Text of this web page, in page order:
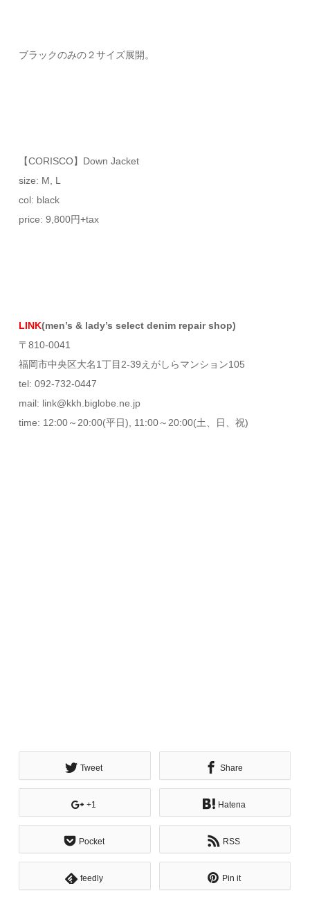
ブラックのみの２サイズ展開。
【CORISCO】Down Jacket
size: M, L
col: black
price: 9,800円+tax
LINK(men’s & lady’s select denim repair shop)
〒810-0041
福岡市中央区大名1丁目2-39えがしらマンション105
tel: 092-732-0447
mail: link@kkh.biglobe.ne.jp
time: 12:00～20:00(平日), 11:00～20:00(土、日、祝)
Tweet Share
+1 Hatena
Pocket RSS
feedly Pin it